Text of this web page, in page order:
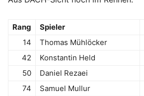
Rang Spieler
14
Thomas Mühlöcker
42
Konstantin Held
50
Daniel Rezaei
74
Samuel Mullur